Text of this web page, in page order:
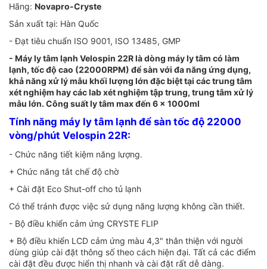
Hãng: Novapro-Cryste
Sản xuất tại: Hàn Quốc
- Đạt tiêu chuẩn ISO 9001, ISO 13485, GMP
- Máy ly tâm lạnh Velospin 22R là dòng máy ly tâm có làm
lạnh, tốc độ cao (22000RPM) để sàn với đa năng ứng dụng,
khả năng xử lý mẫu khối lượng lớn đặc biệt tại các trung tâm
xét nghiệm hay các lab xét nghiệm tập trung, trung tâm xử lý
mẫu lớn. Công suất ly tâm max đến 6 x 1000ml
Tính năng máy ly tâm lạnh để sàn tốc độ 22000
vòng/phút Velospin 22R:
- Chức năng tiết kiệm năng lượng.
+ Chức năng tắt chế độ chờ
+ Cài đặt Eco Shut-off cho tủ lạnh
Có thể tránh được việc sử dụng năng lượng không cần thiết.
- Bộ điều khiển cảm ứng CRYSTE FLIP
+ Bộ điều khiển LCD cảm ứng màu 4,3" thân thiện với người
dùng giúp cài đặt thông số theo cách hiện đại. Tất cả các điểm
cài đặt đều được hiển thị nhanh và cài đặt rất dễ dàng.